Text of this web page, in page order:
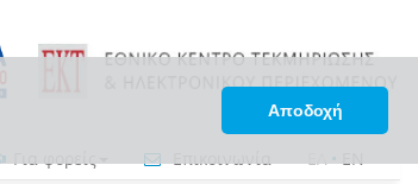
Αποδοχή
Για φορείς Επικοινωνία ΕΛ•EN